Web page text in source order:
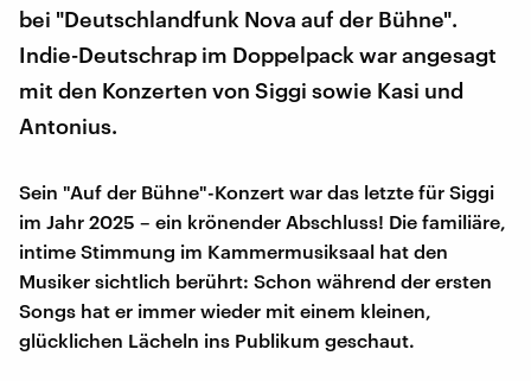
bei "Deutschlandfunk Nova auf der Bühne".
Indie-Deutschrap im Doppelpack war angesagt
mit den Konzerten von Siggi sowie Kasi und
Antonius.
Sein "Auf der Bühne"-Konzert war das letzte für Siggi
im Jahr 2025 – ein krönender Abschluss! Die familiäre,
intime Stimmung im Kammermusiksaal hat den
Musiker sichtlich berührt: Schon während der ersten
Songs hat er immer wieder mit einem kleinen,
glücklichen Lächeln ins Publikum geschaut.